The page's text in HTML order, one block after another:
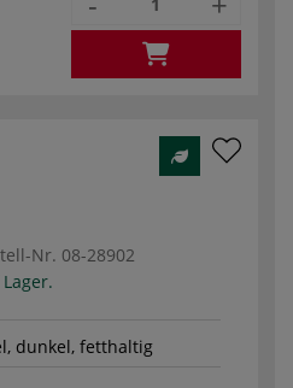
Nr. 08-28902
dunkel, fetthaltig